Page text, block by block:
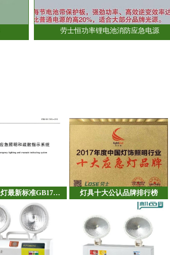
劳士恒功率锂电池消防应急电源
消防应急灯最新标准GB17945-2024 灯具十大公认品牌排行榜